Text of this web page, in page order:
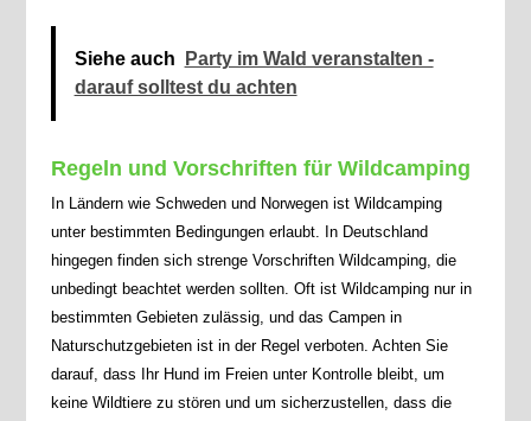
Siehe auch
Party im Wald veranstalten -
darauf solltest du achten
Regeln und Vorschriften für Wildcamping
In Ländern wie Schweden und Norwegen ist Wildcamping
unter bestimmten Bedingungen erlaubt. In Deutschland
hingegen finden sich strenge Vorschriften Wildcamping, die
unbedingt beachtet werden sollten. Oft ist Wildcamping nur in
bestimmten Gebieten zulässig, und das Campen in
Naturschutzgebieten ist in der Regel verboten. Achten Sie
darauf, dass Ihr Hund im Freien unter Kontrolle bleibt, um
keine Wildtiere zu stören und um sicherzustellen, dass die